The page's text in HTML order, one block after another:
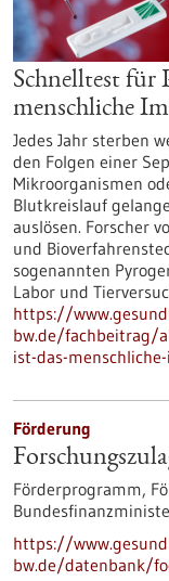
Schnelltest für
menschliche
Jedes Jahr sterben
den Folgen einer
Mikroorganismen
Blutkreislauf
auslösen. Forscher
und
sogenannten
Labor und
https://
bw.de/fachbeitrag/
ist-das-
Förderung
Förderprogramm,
https://
bw.de/datenbank/